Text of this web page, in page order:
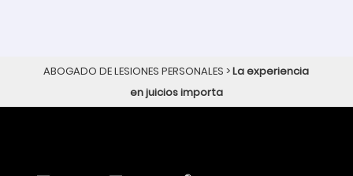
ABOGADO DE LESIONES PERSONALES >La experiencia
en juicios importa